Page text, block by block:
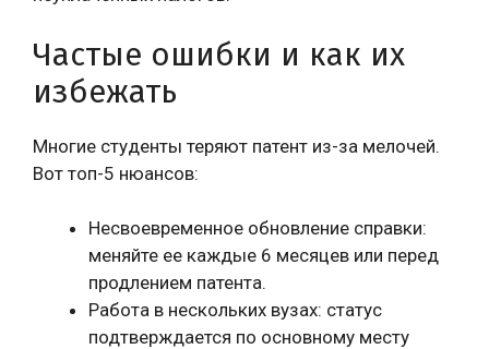
Частые ошибки и как их
избежать
Многие студенты теряют патент из-за мелочей.
Вот топ-5 нюансов:
Несвоевременное обновление справки:
меняйте ее каждые 6 месяцев или перед
продлением патента.
Работа в нескольких вузах: статус
подтверждается по основному месту